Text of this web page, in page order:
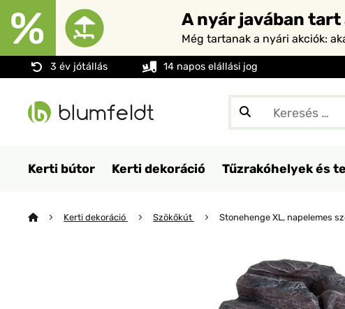
A nyár javában
Még tartanak a nyári akciók:
3 év jótállás 14 napos elállási jog
Kerti bútor Kerti dekoráció Tűzrakóhelyek és
Kerti dekoráció Szökőkút Stonehenge XL, napelemes